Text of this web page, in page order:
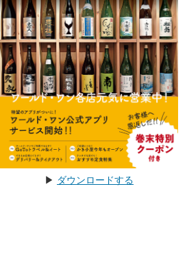
▶︎ ダウンロードする